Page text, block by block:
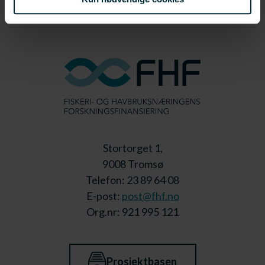
Stortorget 1,
9008 Tromsø
Telefon: 23 89 64 08
E-post: post@fhf.no
Org.nr: 921 995 121
Prosjektbasen